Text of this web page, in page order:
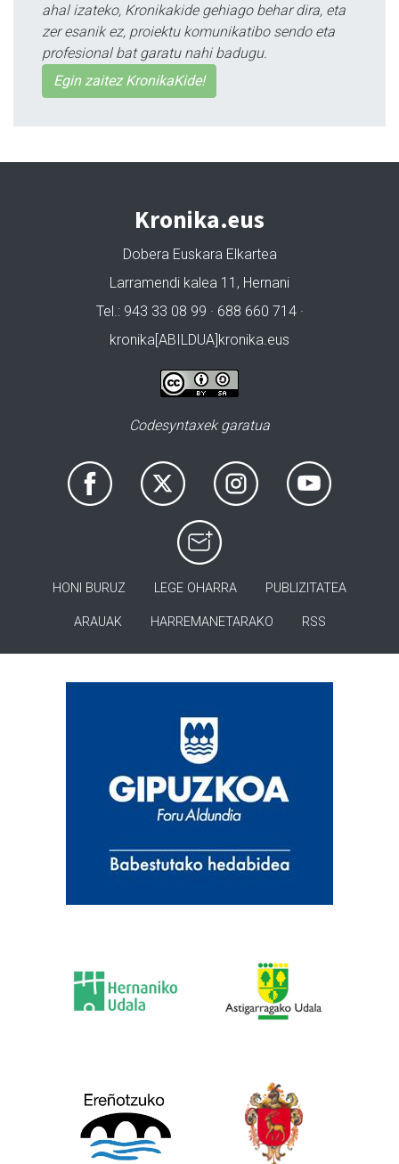
ahal izateko, Kronikakide gehiago behar dira, eta
zer esanik ez, proiektu komunikatibo sendo eta
profesional bat garatu nahi badugu.
Egin zaitez KronikaKide!
Kronika.eus
Dobera Euskara Elkartea
Larramendi kalea 11, Hernani
Tel.: 943 33 08 99 · 688 660 714 ·
kronika[ABILDUA]kronika.eus
Codesyntaxek garatua
HONI BURUZ LEGE OHARRA PUBLIZITATEA
ARAUAK HARREMANETARAKO RSS